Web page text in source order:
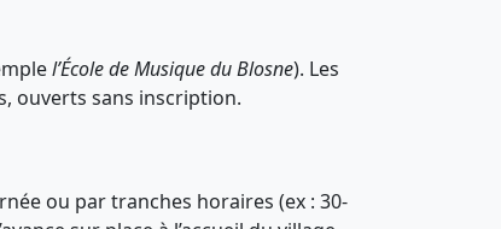
l’École de Musique du Blosne). Les
ouverts sans inscription.
ou par tranches horaires (ex : 30-